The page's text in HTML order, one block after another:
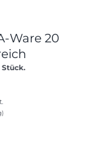
Ware 20
Stück.